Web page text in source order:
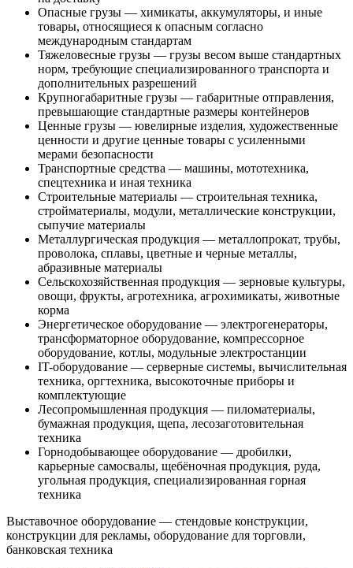
Опасные грузы — химикаты, аккумуляторы, и иные
товары, относящиеся к опасным согласно
международным стандартам
Тяжеловесные грузы — грузы весом выше стандартных
норм, требующие специализированного транспорта и
дополнительных разрешений
Крупногабаритные грузы — габаритные отправления,
превышающие стандартные размеры контейнеров
Ценные грузы — ювелирные изделия, художественные
ценности и другие ценные товары с усиленными
мерами безопасности
Транспортные средства — машины, мототехника,
спецтехника и иная техника
Строительные материалы — строительная техника,
стройматериалы, модули, металлические конструкции,
сыпучие материалы
Металлургическая продукция — металлопрокат, трубы,
проволока, сплавы, цветные и черные металлы,
абразивные материалы
Сельскохозяйственная продукция — зерновые культуры,
овощи, фрукты, агротехника, агрохимикаты, животные
корма
Энергетическое оборудование — электрогенераторы,
трансформаторное оборудование, компрессорное
оборудование, котлы, модульные электростанции
IT-оборудование — серверные системы, вычислительная
техника, оргтехника, высокоточные приборы и
комплектующие
Лесопромышленная продукция — пиломатериалы,
бумажная продукция, щепа, лесозаготовительная
техника
Горнодобывающее оборудование — дробилки,
карьерные самосвалы, щебёночная продукция, руда,
угольная продукция, специализированная горная
техника
Выставочное оборудование — стендовые конструкции,
конструкции для рекламы, оборудование для торговли,
банковская техника